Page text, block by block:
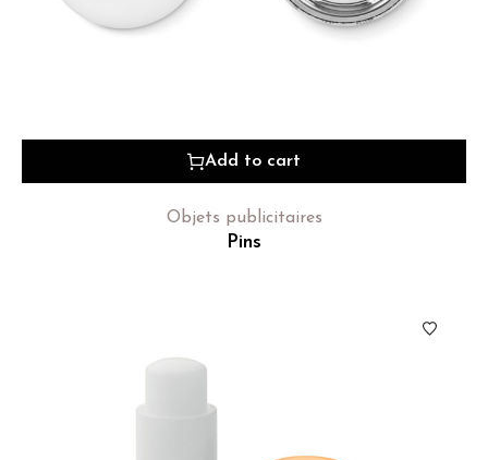
Add to cart
Objets publicitaires
Pins